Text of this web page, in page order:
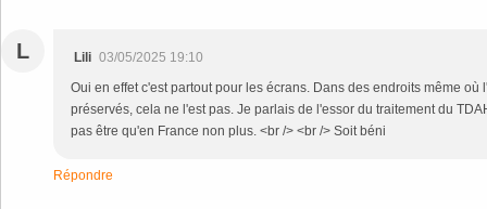
L Lili 03/05/2025 19:10
Oui en effet c'est partout pour les écrans. Dans des endroits même
préservés, cela ne l'est pas. Je parlais de l'essor du traitement du
pas être qu'en France non plus. <br /> <br /> Soit béni
Répondre